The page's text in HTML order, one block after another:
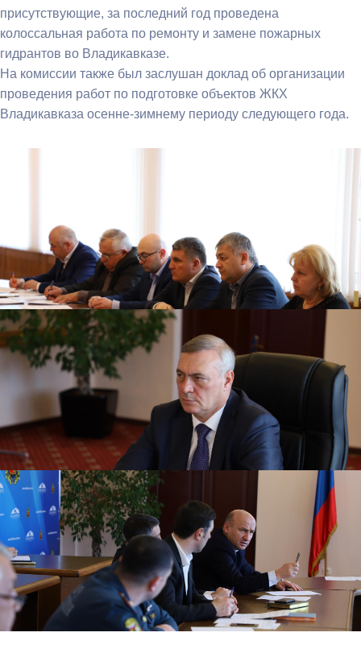
присутствующие, за последний год проведена
колоссальная работа по ремонту и замене пожарных
гидрантов во Владикавказе.
На комиссии также был заслушан доклад об организации
проведения работ по подготовке объектов ЖКХ
Владикавказа осенне-зимнему периоду следующего года.